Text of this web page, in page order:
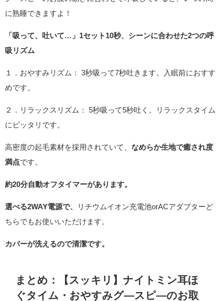
に熟睡できますよ！
「吸って、吐いて…」1セット10秒、シーンに合わせた2つの呼
吸リズム
１．おやすみリズム： 3秒吸って7秒吐きます。入眠前におすす
めです。
２．リラックスリズム： 5秒吸って5秒吐く。リラックスタイム
にピッタリです。
高密度の起毛素材を採用されていて、 なめらか生地で癒され度
満点です。
約20分自動オフタイマーがあります。
選べる2WAY電源で、
リチウムイオン充電池orACアダプターど
ちらでもお使いいただけます。
カバーが洗えるので清潔です。
まとめ：【スッキリ】ナイトミン耳ほ
ぐタイム・おやすみグ―スピ―のお取